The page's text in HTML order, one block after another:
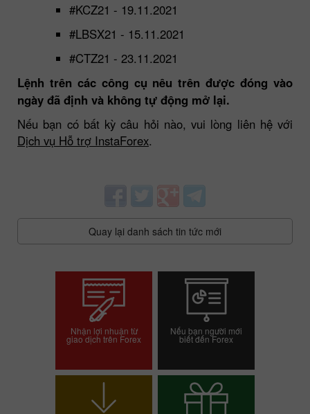
#KCZ21 - 19.11.2021
#LBSX21 - 15.11.2021
#CTZ21 - 23.11.2021
Lệnh trên các công cụ nêu trên được đóng vào
ngày đã định và không tự động mở lại.
Nếu bạn có bất kỳ câu hỏi nào, vui lòng liên hệ với
Dịch vụ Hỗ trợ InstaForex.
Quay lại danh sách tin tức mới
Nhận lợi nhuận từ
giao dịch trên Forex
Nếu bạn người mới
biết đến Forex
Mở tài khoản demo